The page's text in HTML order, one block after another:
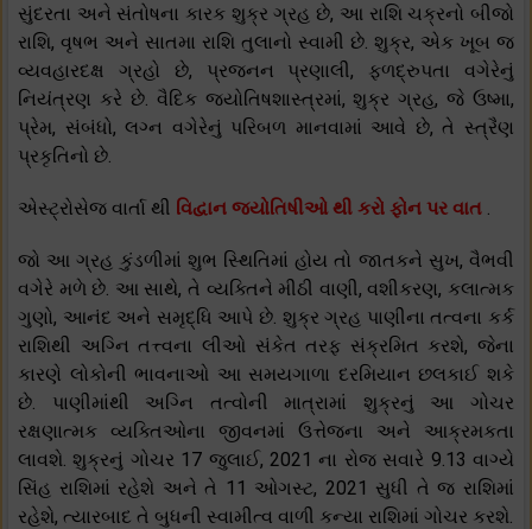
સુંદરતા અને સંતોષના કારક શુક્ર ગ્રહ છે, આ રાશિ ચક્રનો બીજો
રાશિ, વૃષભ અને સાતમા રાશિ તુલાનો સ્વામી છે. શુક્ર, એક ખૂબ જ
વ્યવહારદક્ષ ગ્રહો છે, પ્રજનન પ્રણાલી, ફળદ્રુપતા વગેરેનું
નિયંત્રણ કરે છે. વૈદિક જ્યોતિષશાસ્ત્રમાં, શુક્ર ગ્રહ, જે ઉષ્મા,
પ્રેમ, સંબંધો, લગ્ન વગેરેનું પરિબળ માનવામાં આવે છે, તે સ્ત્રૈણ
પ્રકૃતિનો છે.
એસ્ટ્રોસેજ વાર્તા થી વિદ્વાન જ્યોતિષીઓ થી કરો ફોન પર વાત .
જો આ ગ્રહ કુંડળીમાં શુભ સ્થિતિમાં હોય તો જાતકને સુખ, વૈભવી
વગેરે મળે છે. આ સાથે, તે વ્યક્તિને મીઠી વાણી, વશીકરણ, કલાત્મક
ગુણો, આનંદ અને સમૃદ્ધિ આપે છે. શુક્ર ગ્રહ પાણીના તત્વના કર્ક
રાશિથી અગ્નિ તત્ત્વના લીઓ સંકેત તરફ સંક્રમિત કરશે, જેના
કારણે લોકોની ભાવનાઓ આ સમયગાળા દરમિયાન છલકાઈ શકે
છે. પાણીમાંથી અગ્નિ તત્વોની માત્રામાં શુક્રનું આ ગોચર
રક્ષણાત્મક વ્યક્તિઓના જીવનમાં ઉત્તેજના અને આક્રમકતા
લાવશે. શુક્રનું ગોચર 17 જુલાઈ, 2021 ના ​​રોજ સવારે 9.13 વાગ્યે
સિંહ રાશિમાં રહેશે અને તે 11 ઓગસ્ટ, 2021 સુધી તે જ રાશિમાં
રહેશે, ત્યારબાદ તે બુધની સ્વામીત્વ વાળી કન્યા રાશિમાં ગોચર કરશે.